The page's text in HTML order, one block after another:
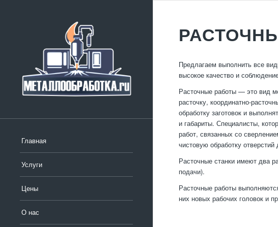
Главная
Услуги
Цены
О нас
Предлагаем выполнить все
высокое качество и
Расточные работы — это вид
расточку, координатно-
обработку заготовок и
и габариты. Специалисты,
работ, связанных со
чистовую обработку
Расточные станки имеют два
подачи).
Расточные работы
них новых рабочих головок и